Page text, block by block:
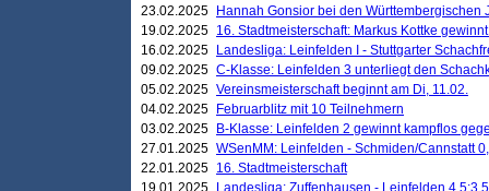
23.02.2025
Hannah Gonsior bei den Württembergischen
19.02.2025 16. Stadtmeisterschaft: Markus Kottke
16.02.2025
Landesliga: Leinfelden I - Stuttgarter
09.02.2025 C-Klasse: Leinfelden 3 unterliegt den
05.02.2025 Vereinsmeisterschaft beginnt am Di, 11.02.
04.02.2025
Februarblitz mit 10 Teilnehmern
03.02.2025
B-Klasse: Leinfelden 2 gewinnt kampflos
27.01.2025 WSenMM: Leinfelden - Schmiden/Cannstatt
22.01.2025 16. Stadtmeisterschaft
19.01.2025
Landesliga: Zuffenhausen - Leinfelden 4,5:3,5